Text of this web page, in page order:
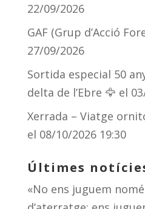
22/09/2026
GAF (Grup d’Acció
27/09/2026
Sortida especial 50
delta de l’Ebre 🦅 el
Xerrada – Viatge
el 08/10/2026 19:30
Últimes
«No ens juguem